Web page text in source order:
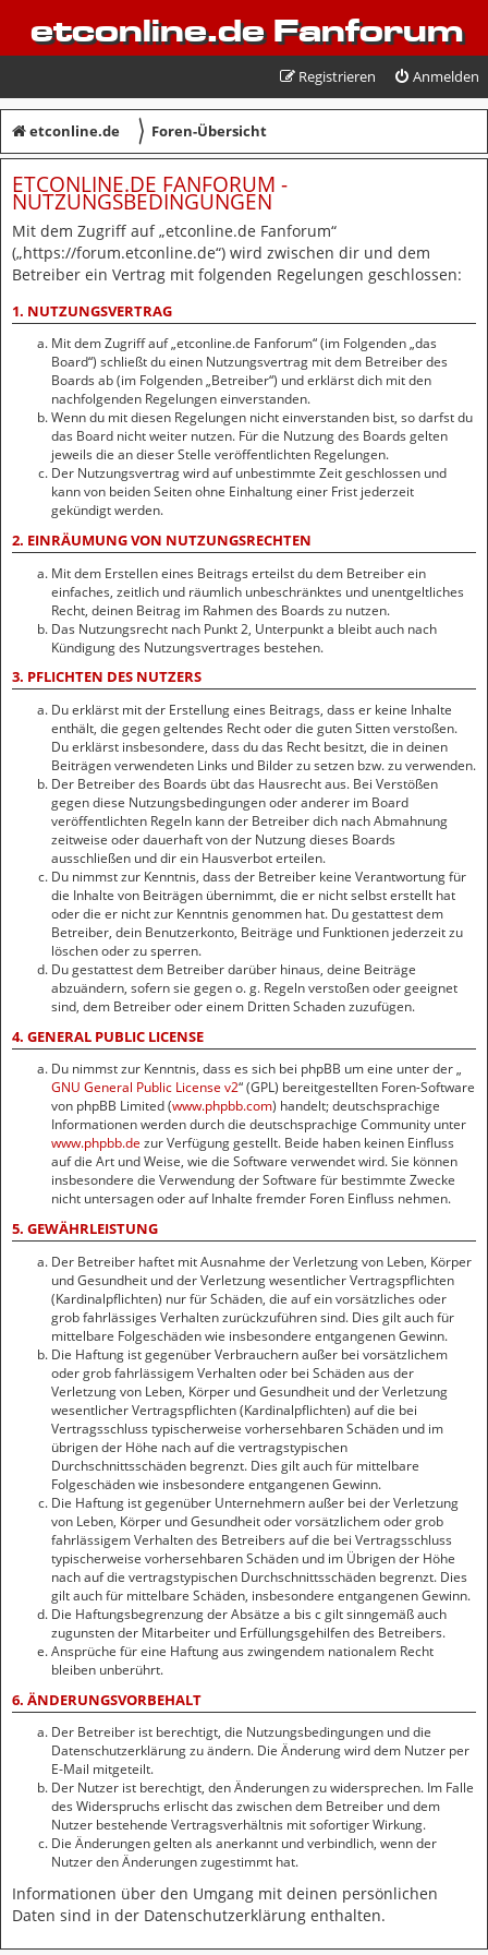
etconline.de Fanforum
Anmelden
Registrieren
etconline.de 〉 Foren-Übersicht
ETCONLINE.DE FANFORUM -
NUTZUNGSBEDINGUNGEN
Mit dem Zugriff auf „etconline.de Fanforum“
(„https://forum.etconline.de“) wird zwischen dir und dem
Betreiber ein Vertrag mit folgenden Regelungen geschlossen:
1. NUTZUNGSVERTRAG
Mit dem Zugriff auf „etconline.de Fanforum“ (im Folgenden „das
Board“) schließt du einen Nutzungsvertrag mit dem Betreiber des
Boards ab (im Folgenden „Betreiber“) und erklärst dich mit den
nachfolgenden Regelungen einverstanden.
Wenn du mit diesen Regelungen nicht einverstanden bist, so darfst du
das Board nicht weiter nutzen. Für die Nutzung des Boards gelten
jeweils die an dieser Stelle veröffentlichten Regelungen.
Der Nutzungsvertrag wird auf unbestimmte Zeit geschlossen und
kann von beiden Seiten ohne Einhaltung einer Frist jederzeit
gekündigt werden.
2. EINRÄUMUNG VON NUTZUNGSRECHTEN
Mit dem Erstellen eines Beitrags erteilst du dem Betreiber ein
einfaches, zeitlich und räumlich unbeschränktes und unentgeltliches
Recht, deinen Beitrag im Rahmen des Boards zu nutzen.
Das Nutzungsrecht nach Punkt 2, Unterpunkt a bleibt auch nach
Kündigung des Nutzungsvertrages bestehen.
3. PFLICHTEN DES NUTZERS
Du erklärst mit der Erstellung eines Beitrags, dass er keine Inhalte
enthält, die gegen geltendes Recht oder die guten Sitten verstoßen.
Du erklärst insbesondere, dass du das Recht besitzt, die in deinen
Beiträgen verwendeten Links und Bilder zu setzen bzw. zu verwenden.
Der Betreiber des Boards übt das Hausrecht aus. Bei Verstößen
gegen diese Nutzungsbedingungen oder anderer im Board
veröffentlichten Regeln kann der Betreiber dich nach Abmahnung
zeitweise oder dauerhaft von der Nutzung dieses Boards
ausschließen und dir ein Hausverbot erteilen.
Du nimmst zur Kenntnis, dass der Betreiber keine Verantwortung für
die Inhalte von Beiträgen übernimmt, die er nicht selbst erstellt hat
oder die er nicht zur Kenntnis genommen hat. Du gestattest dem
Betreiber, dein Benutzerkonto, Beiträge und Funktionen jederzeit zu
löschen oder zu sperren.
Du gestattest dem Betreiber darüber hinaus, deine Beiträge
abzuändern, sofern sie gegen o. g. Regeln verstoßen oder geeignet
sind, dem Betreiber oder einem Dritten Schaden zuzufügen.
4. GENERAL PUBLIC LICENSE
Du nimmst zur Kenntnis, dass es sich bei phpBB um eine unter der „
GNU General Public License v2“ (GPL) bereitgestellten Foren-Software
von phpBB Limited (www.phpbb.com) handelt; deutschsprachige
Informationen werden durch die deutschsprachige Community unter
www.phpbb.de zur Verfügung gestellt. Beide haben keinen Einfluss
auf die Art und Weise, wie die Software verwendet wird. Sie können
insbesondere die Verwendung der Software für bestimmte Zwecke
nicht untersagen oder auf Inhalte fremder Foren Einfluss nehmen.
5. GEWÄHRLEISTUNG
Der Betreiber haftet mit Ausnahme der Verletzung von Leben, Körper
und Gesundheit und der Verletzung wesentlicher Vertragspflichten
(Kardinalpflichten) nur für Schäden, die auf ein vorsätzliches oder
grob fahrlässiges Verhalten zurückzuführen sind. Dies gilt auch für
mittelbare Folgeschäden wie insbesondere entgangenen Gewinn.
Die Haftung ist gegenüber Verbrauchern außer bei vorsätzlichem
oder grob fahrlässigem Verhalten oder bei Schäden aus der
Verletzung von Leben, Körper und Gesundheit und der Verletzung
wesentlicher Vertragspflichten (Kardinalpflichten) auf die bei
Vertragsschluss typischerweise vorhersehbaren Schäden und im
übrigen der Höhe nach auf die vertragstypischen
Durchschnittsschäden begrenzt. Dies gilt auch für mittelbare
Folgeschäden wie insbesondere entgangenen Gewinn.
Die Haftung ist gegenüber Unternehmern außer bei der Verletzung
von Leben, Körper und Gesundheit oder vorsätzlichem oder grob
fahrlässigem Verhalten des Betreibers auf die bei Vertragsschluss
typischerweise vorhersehbaren Schäden und im Übrigen der Höhe
nach auf die vertragstypischen Durchschnittsschäden begrenzt. Dies
gilt auch für mittelbare Schäden, insbesondere entgangenen Gewinn.
Die Haftungsbegrenzung der Absätze a bis c gilt sinngemäß auch
zugunsten der Mitarbeiter und Erfüllungsgehilfen des Betreibers.
Ansprüche für eine Haftung aus zwingendem nationalem Recht
bleiben unberührt.
6. ÄNDERUNGSVORBEHALT
Der Betreiber ist berechtigt, die Nutzungsbedingungen und die
Datenschutzerklärung zu ändern. Die Änderung wird dem Nutzer per
E-Mail mitgeteilt.
Der Nutzer ist berechtigt, den Änderungen zu widersprechen. Im Falle
des Widerspruchs erlischt das zwischen dem Betreiber und dem
Nutzer bestehende Vertragsverhältnis mit sofortiger Wirkung.
Die Änderungen gelten als anerkannt und verbindlich, wenn der
Nutzer den Änderungen zugestimmt hat.
Informationen über den Umgang mit deinen persönlichen
Daten sind in der Datenschutzerklärung enthalten.